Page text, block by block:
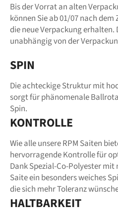
Bis der Vorrat an alten
können Sie ab 01/07 nach
die neue Verpackung erhalten.
unabhängig von der
SPIN
Die achteckige Struktur mit
sorgt für phänomenale
Spin.
KONTROLLE
Wie alle unsere RPM Saiten
hervorragende Kontrolle für
Dank Spezial-Co-Polyester
Saite ein besonders weiches
die sich mehr Toleranz
HALTBARKEIT